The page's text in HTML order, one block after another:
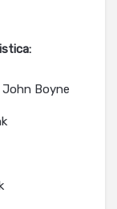
John Boyne